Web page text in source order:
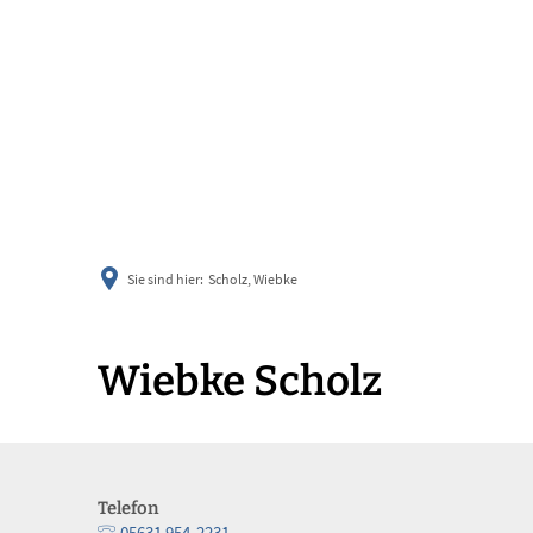
Sie sind hier: Scholz, Wiebke
Wiebke Scholz
Telefon